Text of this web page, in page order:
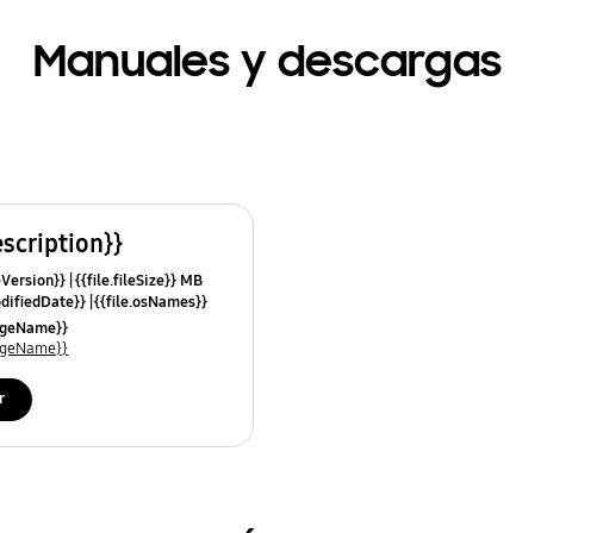
Manuales y descargas
{{file.fileSize}} MB
{{file.osNames}}